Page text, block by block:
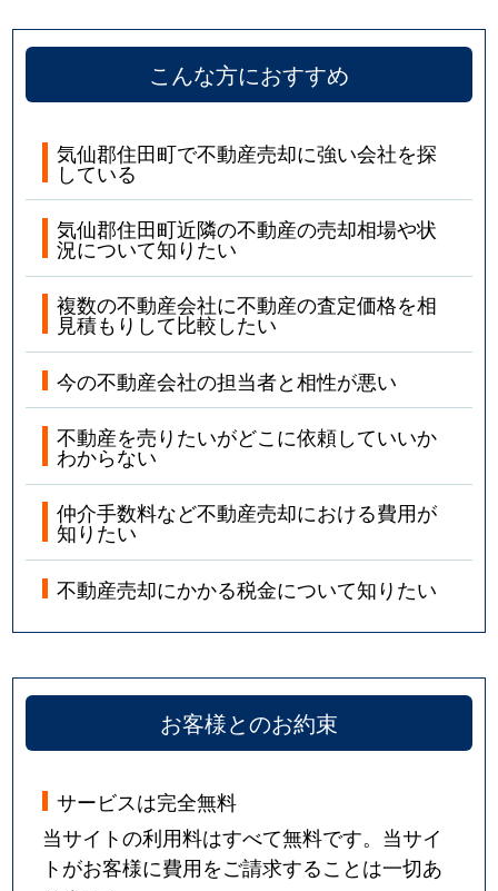
こんな方におすすめ
気仙郡住田町で不動産売却に強い会社を探
している
気仙郡住田町近隣の不動産の売却相場や状
況について知りたい
複数の不動産会社に不動産の査定価格を相
見積もりして比較したい
今の不動産会社の担当者と相性が悪い
不動産を売りたいがどこに依頼していいか
わからない
仲介手数料など不動産売却における費用が
知りたい
不動産売却にかかる税金について知りたい
お客様とのお約束
サービスは完全無料
当サイトの利用料はすべて無料です。当サイ
トがお客様に費用をご請求することは一切あ